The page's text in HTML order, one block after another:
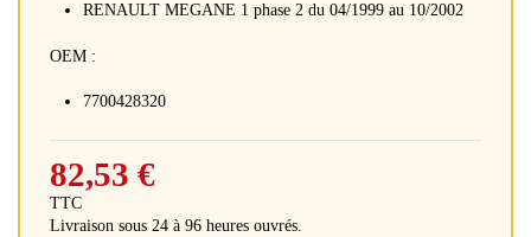
RENAULT MEGANE 1 phase 2 du 04/1999 au 10/2002
OEM :
7700428320
82,53 €
TTC
Livraison sous 24 à 96 heures ouvrés.